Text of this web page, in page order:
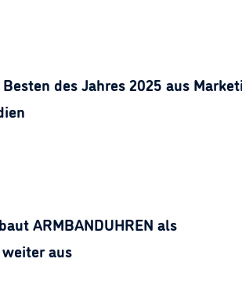
des Jahres 2025 aus
ARMBANDUHREN als
aus